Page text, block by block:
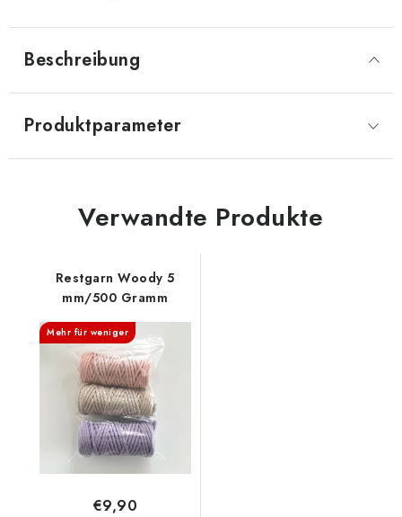
Beschreibung
Produktparameter
Verwandte Produkte
Restgarn Woody 5
mm/500 Gramm
Mehr für weniger
€9,90